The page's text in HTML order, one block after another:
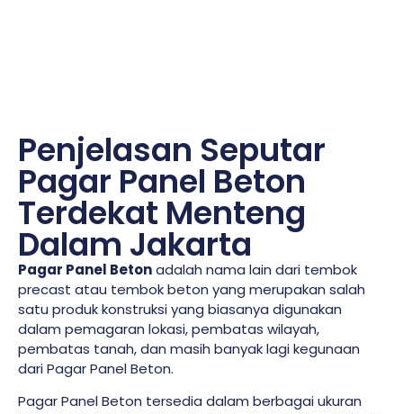
Penjelasan Seputar
Pagar Panel Beton
Terdekat Menteng
Dalam Jakarta
Pagar Panel Betonadalah nama lain dari tembok
precast atau tembok beton yang merupakan salah
satu produk konstruksi yang biasanya digunakan
dalam pemagaran lokasi, pembatas wilayah,
pembatas tanah, dan masih banyak lagi kegunaan
dari Pagar Panel Beton.
Pagar Panel Beton tersedia dalam berbagai ukuran